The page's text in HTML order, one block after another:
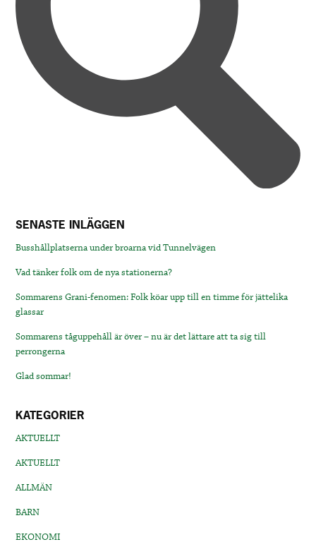
SENASTE INLÄGGEN
Busshållplatserna under broarna vid Tunnelvägen
Vad tänker folk om de nya stationerna?
Sommarens Grani-fenomen: Folk köar upp till en timme för jättelika
glassar
Sommarens tåguppehåll är över – nu är det lättare att ta sig till
perrongerna
Glad sommar!
KATEGORIER
AKTUELLT
AKTUELLT
ALLMÄN
BARN
EKONOMI